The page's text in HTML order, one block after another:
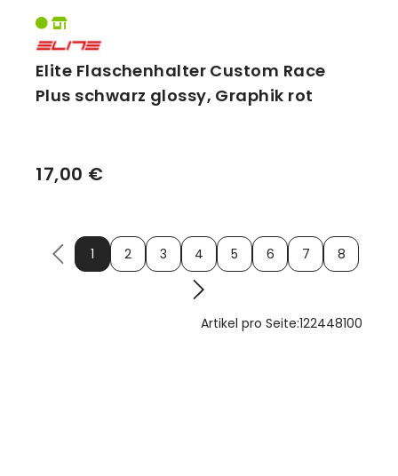
Elite Flaschenhalter Custom Race
Plus schwarz glossy, Graphik rot
17,00 €
1 2 3 4 5 6 7 8
Artikel pro Seite:122448100